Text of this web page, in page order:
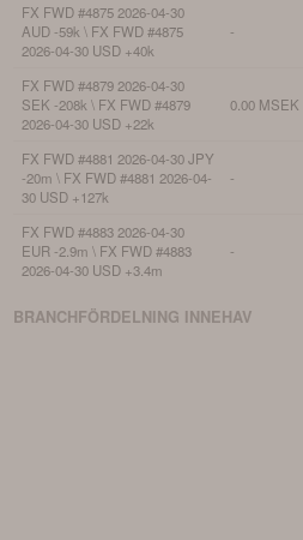
FX FWD #4875 2026-04-30
AUD -59k \ FX FWD #4875
2026-04-30 USD +40k
-
FX FWD #4879 2026-04-30
SEK -208k \ FX FWD #4879
2026-04-30 USD +22k
0.00 MSEK
FX FWD #4881 2026-04-30 JPY
-20m \ FX FWD #4881 2026-04-
30 USD +127k
-
FX FWD #4883 2026-04-30
EUR -2.9m \ FX FWD #4883
2026-04-30 USD +3.4m
-
BRANCHFÖRDELNING INNEHAV